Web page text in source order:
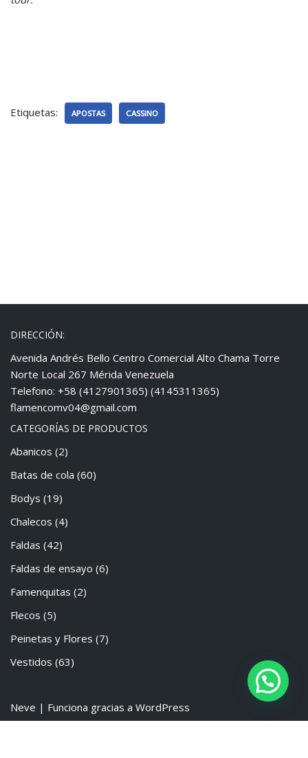
Etiquetas: APOSTAS CASSINO
DIRECCIÓN:
Avenida Andrés Bello Centro Comercial Alto Chama Torre
Norte Local 267 Mérida Venezuela
Telefono: +58 (4127901365) (4145311365)
flamencomv04@gmail.com
CATEGORÍAS DE PRODUCTOS
Abanicos (2)
Batas de cola (60)
Bodys (19)
Chalecos (4)
Faldas (42)
Faldas de ensayo (6)
Famenquitas (2)
Flecos (5)
Peinetas y Flores (7)
Vestidos (63)
Neve | Funciona gracias a WordPress